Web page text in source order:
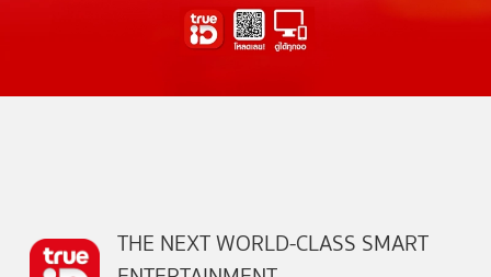
THE NEXT WORLD-CLASS SMART